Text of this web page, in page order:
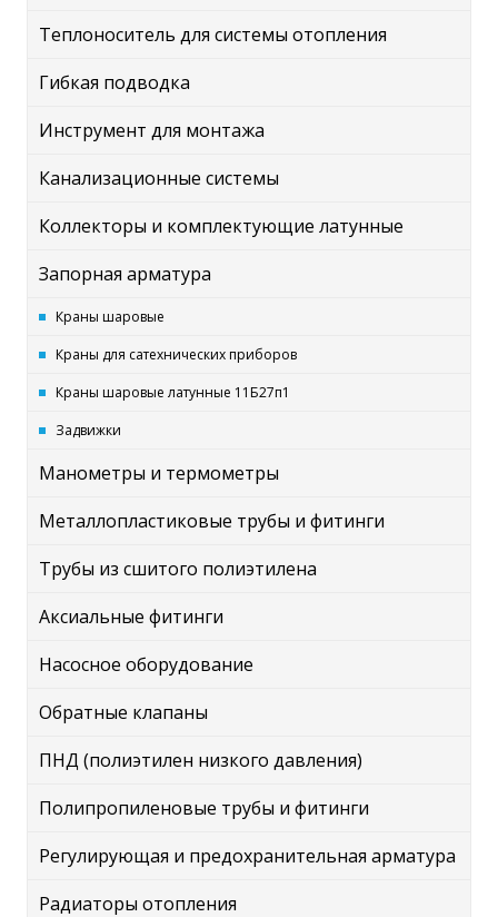
Теплоноситель для системы отопления
Гибкая подводка
Инструмент для монтажа
Канализационные системы
Коллекторы и комплектующие латунные
Запорная арматура
Краны шаровые
Краны для сатехнических приборов
Краны шаровые латунные 11Б27п1
Задвижки
Манометры и термометры
Металлопластиковые трубы и фитинги
Трубы из сшитого полиэтилена
Аксиальные фитинги
Насосное оборудование
Обратные клапаны
ПНД (полиэтилен низкого давления)
Полипропиленовые трубы и фитинги
Регулирующая и предохранительная арматура
Радиаторы отопления